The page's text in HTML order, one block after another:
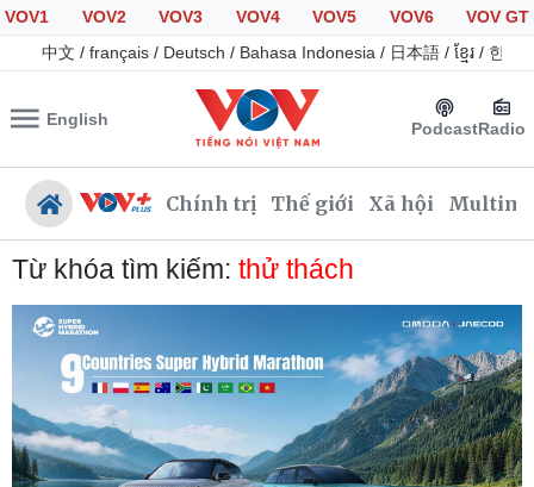
VOV1 VOV2 VOV3 VOV4 VOV5 VOV6
VOV GT
中文 / français / Deutsch / Bahasa Indonesia / 日本語 / ខ្មែរ / 한국
English PodcastRadio
Chính trị Thế giới Xã hội
Đảng
Tổ chức nhân sự
Quốc hội
Nhận diện sự thật
Tin 24h
Giáo dục
Dự báo thời tiết
Dấu ấn VOV
Việc làm
Từ khóa tìm kiếm: thử thách